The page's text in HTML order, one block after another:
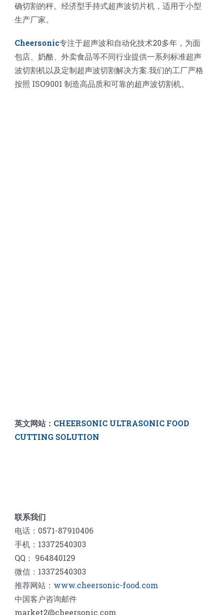
确切割的秤。经济型手持式超声波切片机，适用于小型
生产厂家。
Cheersonic专注于超声波和自动化技术20多年，为面
包店、奶酪、外卖食品等不同行业提供一系列标准超声
波切割机以及定制超声波切割解决方案.我们的工厂严格
按照 ISO9001 制造高品质和可靠的超声波切割机。
英文网站： CHEERSONIC ULTRASONIC FOOD
CUTTING SOLUTION
联系我们
电话：0571-87910406
手机：13372540303
QQ： 964840129
微信：13372540303
推荐网站： www.cheersonic-food.com
中国客户咨询邮件
market2@cheersonic.com